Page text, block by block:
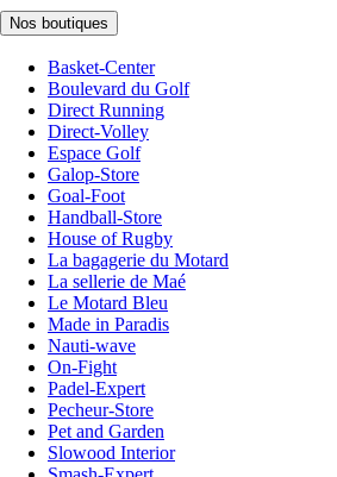
Nos boutiques
Basket-Center
Boulevard du Golf
Direct Running
Direct-Volley
Espace Golf
Galop-Store
Goal-Foot
Handball-Store
House of Rugby
La bagagerie du Motard
La sellerie de Maé
Le Motard Bleu
Made in Paradis
Nauti-wave
On-Fight
Padel-Expert
Pecheur-Store
Pet and Garden
Slowood Interior